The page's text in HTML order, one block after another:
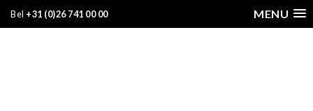
MENU
Bel +31 (0)26 741 00 00